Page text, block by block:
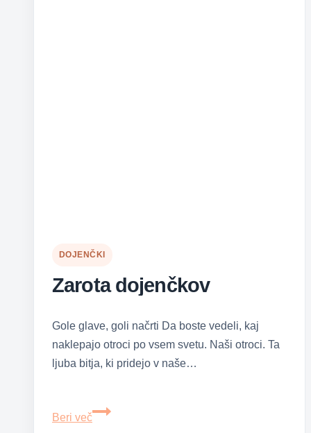
DOJENČKI
Zarota dojenčkov
Gole glave, goli načrti Da boste vedeli, kaj
naklepajo otroci po vsem svetu. Naši otroci. Ta
ljuba bitja, ki pridejo v naše…
Beri več
Zarota